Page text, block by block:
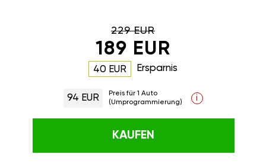
229 EUR
189 EUR
40 EUR Ersparnis
94 EUR
Preis für 1 Auto
(Umprogrammierung)
i
KAUFEN